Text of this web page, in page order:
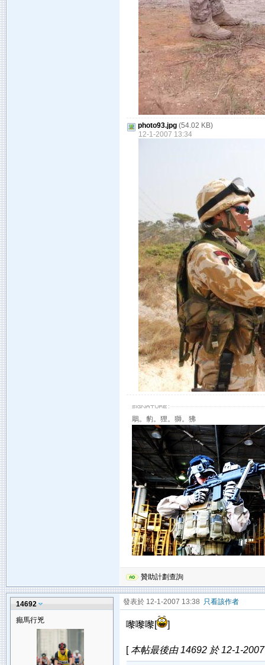
photo93.jpg (54.02 KB)
12-1-2007 13:34
鵰。豹。狸。獅。狒
贊助計劃查詢
14692
癲馬行兇
發表於 12-1-2007 13:38 只看該作者
嚟嚟嚟[ ]
[本帖最後由 14692 於 12-1-